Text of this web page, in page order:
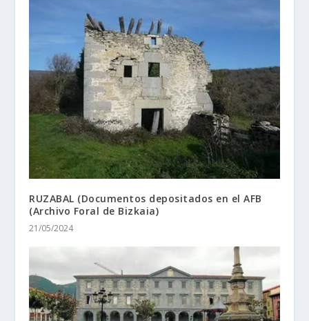
RUZABAL (Documentos depositados en el AFB
(Archivo Foral de Bizkaia)
21/05/2024